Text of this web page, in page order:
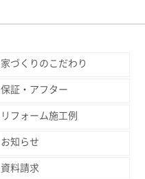
家づくりのこだわり
保証・アフター
リフォーム施工例
お知らせ
資料請求